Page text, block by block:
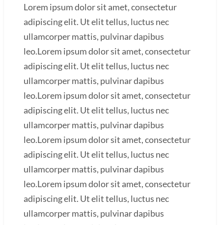
Lorem ipsum dolor sit amet, consectetur
adipiscing elit. Ut elit tellus, luctus nec
ullamcorper mattis, pulvinar dapibus
leo.Lorem ipsum dolor sit amet, consectetur
adipiscing elit. Ut elit tellus, luctus nec
ullamcorper mattis, pulvinar dapibus
leo.Lorem ipsum dolor sit amet, consectetur
adipiscing elit. Ut elit tellus, luctus nec
ullamcorper mattis, pulvinar dapibus
leo.Lorem ipsum dolor sit amet, consectetur
adipiscing elit. Ut elit tellus, luctus nec
ullamcorper mattis, pulvinar dapibus
leo.Lorem ipsum dolor sit amet, consectetur
adipiscing elit. Ut elit tellus, luctus nec
ullamcorper mattis, pulvinar dapibus